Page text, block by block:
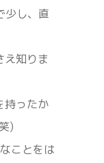
少し、直
え知りま
持ったか
)
ことをは